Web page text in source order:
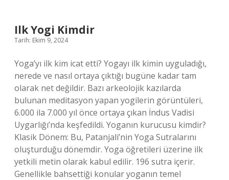
Ilk Yogi Kimdir
Tarih: Ekim 9, 2024
Yoga’yı ilk kim icat etti? Yogayı ilk kimin uyguladığı,
nerede ve nasıl ortaya çıktığı bugüne kadar tam
olarak net değildir. Bazı arkeolojik kazılarda
bulunan meditasyon yapan yogilerin görüntüleri,
6.000 ila 7.000 yıl önce ortaya çıkan İndus Vadisi
Uygarlığı’nda keşfedildi. Yoganın kurucusu kimdir?
Klasik Dönem: Bu, Patanjali’nin Yoga Sutralarını
oluşturduğu dönemdir. Yoga öğretileri üzerine ilk
yetkili metin olarak kabul edilir. 196 sutra içerir.
Genellikle bahsettiği konular yoganın temel